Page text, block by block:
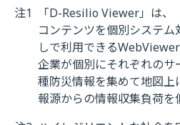
注1
「D-Resilio Viewer」は
コンテンツを個別システ
しで利用できる
企業が個別にそれぞれの
種防災情報を集めて地図上
報源からの情報収集負荷を